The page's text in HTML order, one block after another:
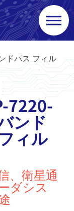
ドパス フィル
7220-
ンド
ィル
、衛星通
ダシス